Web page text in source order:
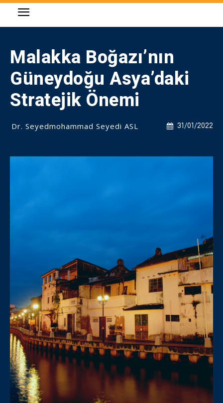
Malakka Boğazı’nın
Güneydoğu Asya’daki
Stratejik Önemi
31/01/2022
Dr. Seyedmohammad Seyedi ASL